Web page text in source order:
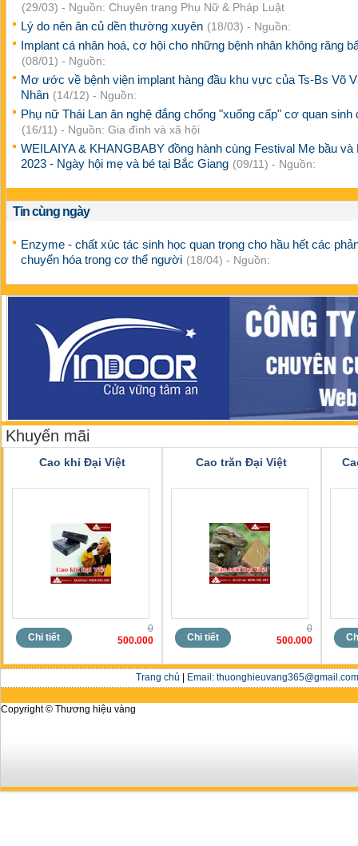
(29/03) - Nguồn: Chuyên trang Phụ Nữ & Pháp Luật
Lý do nên ăn củ dền thường xuyên (18/03) - Nguồn:
Implant cá nhân hoá, cơ hội cho những bệnh nhân không răng
(08/01) - Nguồn:
Mơ ước về bệnh viện implant hàng đầu khu vực của Ts-Bs Võ
Nhân (14/12) - Nguồn:
Phụ nữ Thái Lan ăn nghệ đắng chống "xuống cấp" cơ quan sinh
(16/11) - Nguồn: Gia đình và xã hội
WEILAIYA & KHANGBABY đồng hành cùng Festival Mẹ bầu và
2023 - Ngày hội mẹ và bé tại Bắc Giang (09/11) - Nguồn:
Tin cùng ngày
Enzyme - chất xúc tác sinh học quan trọng cho hầu hết các
chuyển hóa trong cơ thể người (18/04) - Nguồn:
Khuyến mãi
Cao khỉ Đại Việt
Chi tiết
0
500.000
Cao trăn Đại Việt
Chi tiết
0
500.000
Trang chủ Email:
Copyright © Thương hiệu vàng